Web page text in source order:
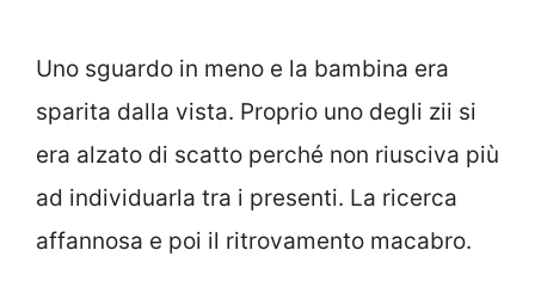
Uno sguardo in meno e la bambina era
sparita dalla vista. Proprio uno degli zii si
era alzato di scatto perché non riusciva più
ad individuarla tra i presenti. La ricerca
affannosa e poi il ritrovamento macabro.